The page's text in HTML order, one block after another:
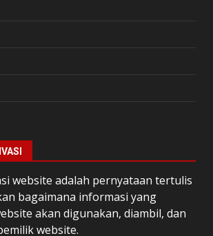
website adalah pernyataan tertulis
bagaimana informasi yang
akan digunakan, diambil, dan
website.